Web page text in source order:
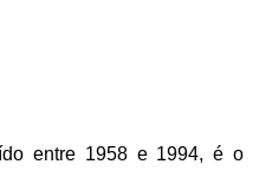
entre 1958 e 1994, é o